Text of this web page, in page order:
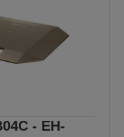
- EH-